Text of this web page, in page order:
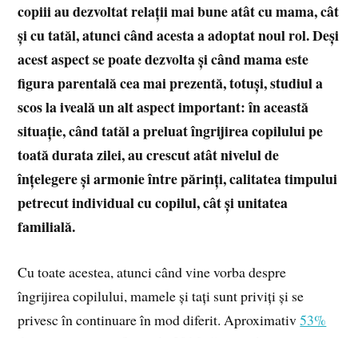
copiii au dezvoltat relații mai bune atât cu mama, cât
și cu tatăl, atunci când acesta a adoptat noul rol. Deși
acest aspect se poate dezvolta și când mama este
figura parentală cea mai prezentă, totuși, studiul a
scos la iveală un alt aspect important: în această
situație, când tatăl a preluat îngrijirea copilului pe
toată durata zilei, au crescut atât nivelul de
înțelegere și armonie între părinți, calitatea timpului
petrecut individual cu copilul, cât și unitatea
familială.
Cu toate acestea, atunci când vine vorba despre
îngrijirea copilului, mamele și tați sunt priviți și se
privesc în continuare în mod diferit. Aproximativ53%